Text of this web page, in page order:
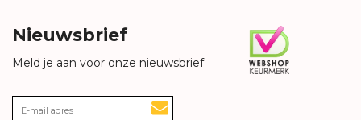
Nieuwsbrief
Meld je aan voor onze nieuwsbrief